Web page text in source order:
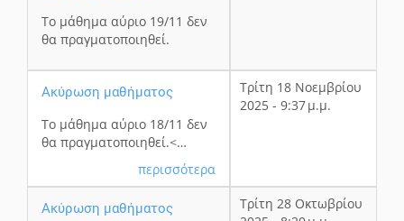
Το μάθημα αύριο 19/11 δεν
θα πραγματοποιηθεί.
Ακύρωση μαθήματος
Το μάθημα αύριο 18/11 δεν
θα πραγματοποιηθεί.<…
περισσότερα
Τρίτη 18 Νοεμβρίου
2025 - 9:37 μ.μ.
Ακύρωση μαθήματος
Τρίτη 28 Οκτωβρίου